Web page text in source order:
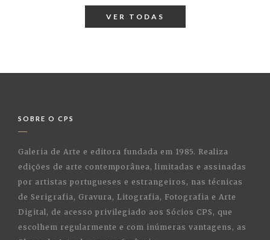
VER TODAS
SOBRE O CPS
Galeria de Arte e editora fundada em 1985. Realiza
edições de arte contemporânea, limitadas e assinadas
por artistas portugueses e estrangeiros, nas técnicas
de Serigrafia, Gravura, Litografia, Fotografia e Arte
Digital, de acesso privilegiado aos Sócios CPS, que
escolhem regularmente e com inúmeras vantagens, as